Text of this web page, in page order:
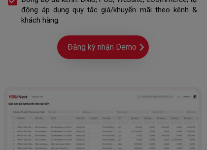
động áp dụng quy tắc giá/khuyến mãi theo kênh &
khách hàng.
Đăng ký nhận Demo